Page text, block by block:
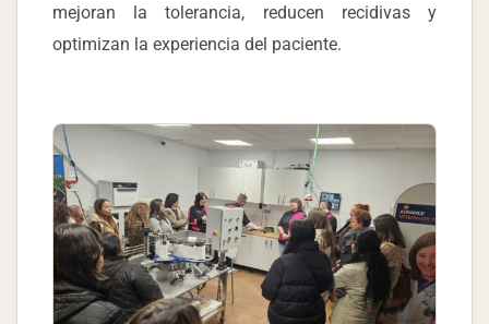
mejoran la tolerancia, reducen recidivas y
optimizan la experiencia del paciente.